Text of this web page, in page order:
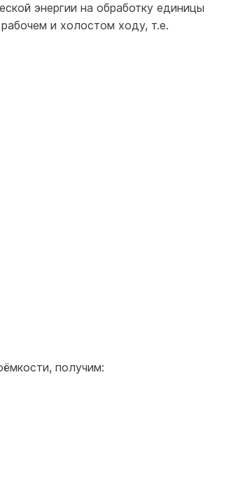
энергии на обработку единицы
и холостом ходу, т.е.
получим: